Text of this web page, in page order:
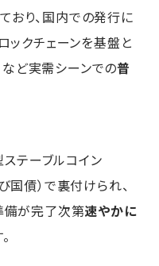
おり、国内での発行に
ックチェーンを基盤と
ど実需シーンでの普
テーブルコイン
国債）で裏付けられ、
備が完了次第速やかに